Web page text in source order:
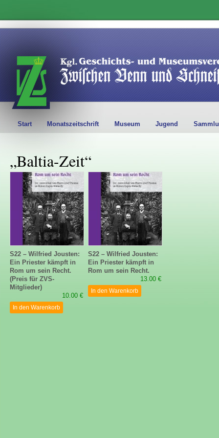
Start Monatszeitschrift Museum Jugend
„Baltia-Zeit“
S22 – Wilfried Jousten:
Ein Priester kämpft in
Rom um sein Recht.
(Preis für ZVS-
Mitglieder)
10.00 €
In den Warenkorb
S22 – Wilfried Jousten:
Ein Priester kämpft in
Rom um sein Recht.
13.00 €
In den Warenkorb